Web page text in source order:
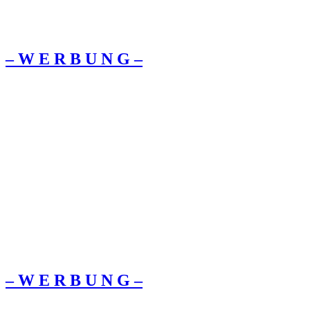
– W Ε R Β U Ν G –
– W Ε R Β U Ν G –